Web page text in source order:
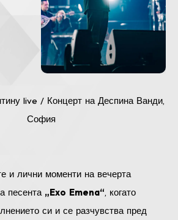
live / Концерт на Деспина Ванди,
София
и лични моменти на вечерта
песента„Exo Emena“, когато
си и се разчувства пред